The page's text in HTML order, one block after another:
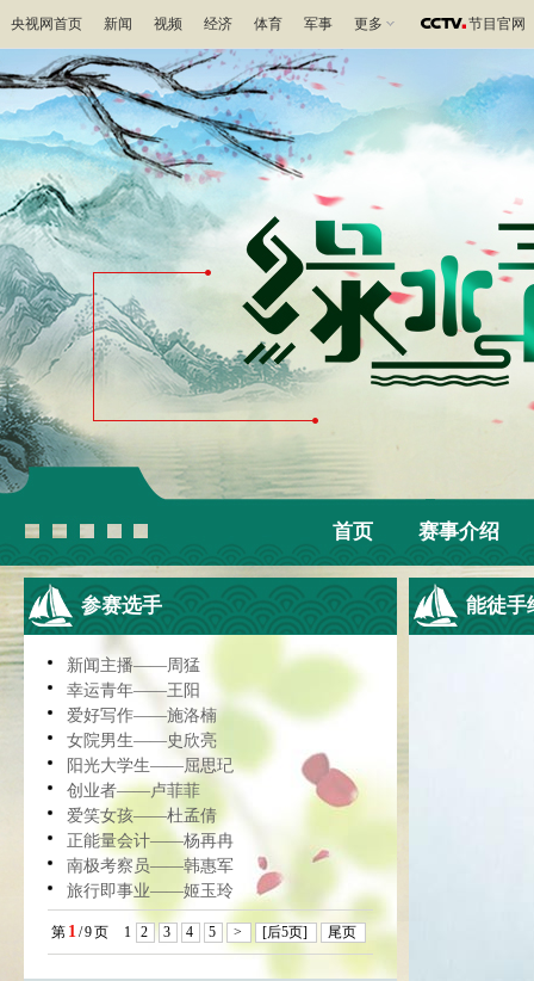
央视网首页 新闻 视频 经济 体育 军事 更多 节目官网
首页 赛事介绍
参赛选手
新闻主播——周猛
幸运青年——王阳
爱好写作——施洛楠
女院男生——史欣亮
阳光大学生——屈思玘
创业者——卢菲菲
爱笑女孩——杜孟倩
正能量会计——杨再冉
南极考察员——韩惠军
旅行即事业——姬玉玲
第 1 /9页 1 2 3 4 5 > [后5页] 尾页
能徒